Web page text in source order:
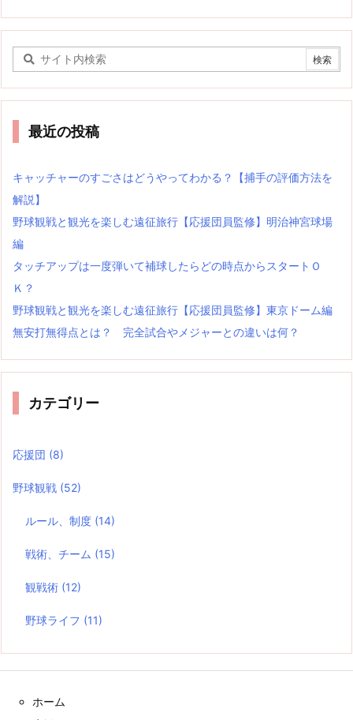
最近の投稿
キャッチャーのすごさはどうやってわかる？【捕手の評価方法を
解説】
野球観戦と観光を楽しむ遠征旅行【応援団員監修】明治神宮球場
編
タッチアップは一度弾いて補球したらどの時点からスタートＯ
Ｋ？
野球観戦と観光を楽しむ遠征旅行【応援団員監修】東京ドーム編
無安打無得点とは？ 完全試合やメジャーとの違いは何？
カテゴリー
応援団 (8)
野球観戦 (52)
ルール、制度 (14)
戦術、チーム (15)
観戦術 (12)
野球ライフ (11)
ホーム